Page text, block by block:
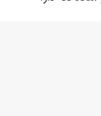
با قیمت مناسب تو
تا همه مراحل
رو راحت. پس همین